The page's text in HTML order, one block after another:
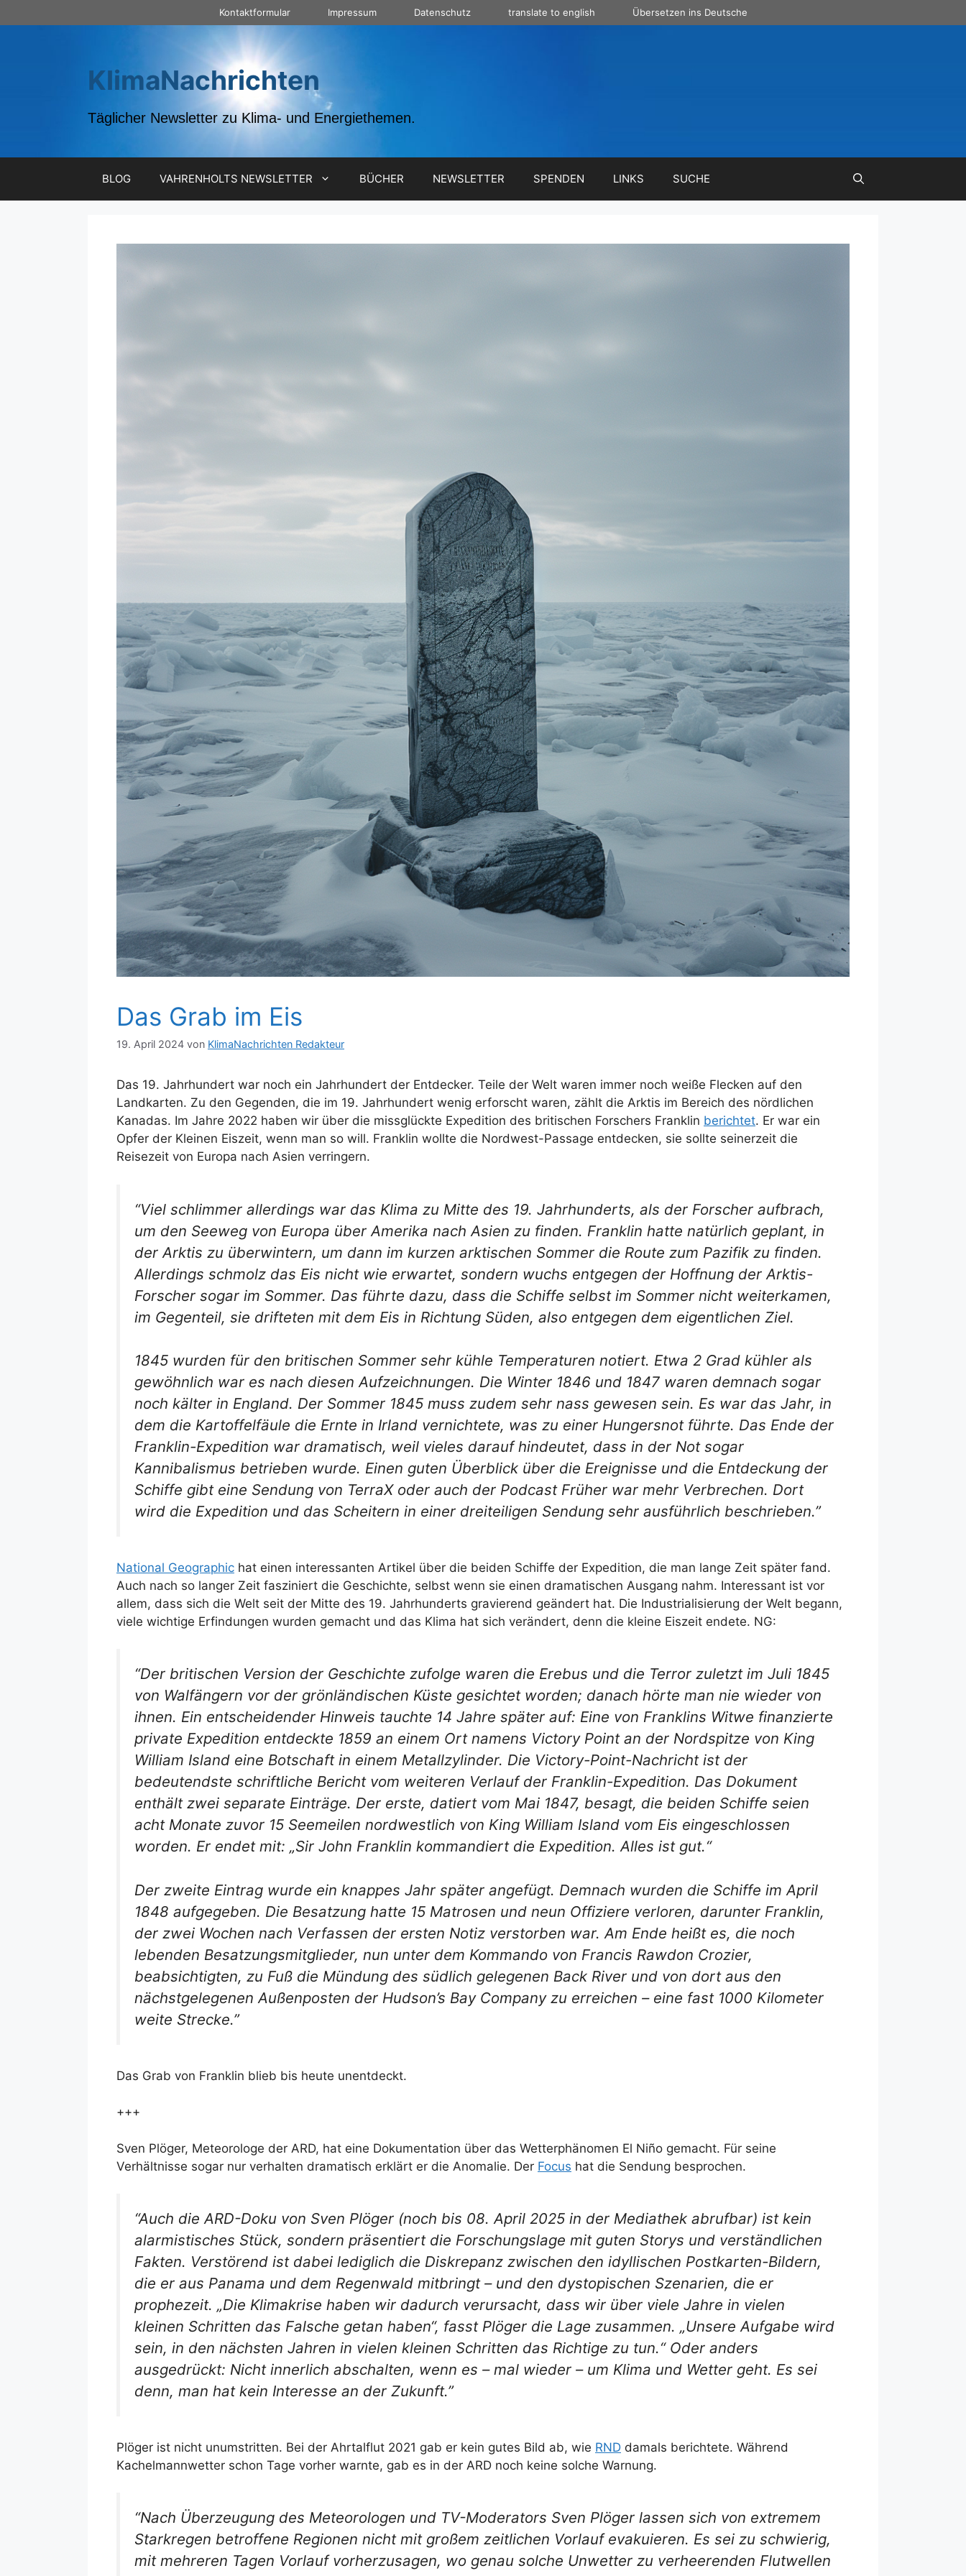
Inhalt
Kontaktformular Impressum Datenschutz translate to english Übersetzen ins Deutsche
KlimaNachrichten
Täglicher Newsletter zu Klima- und Energiethemen.
BLOG VAHRENHOLTS NEWSLETTER BÜCHER NEWSLETTER SPENDEN LINKS SUCHE
Das Grab im Eis
19. April 2024 von KlimaNachrichten Redakteur
Das 19. Jahrhundert war noch ein Jahrhundert der Entdecker. Teile der Welt waren immer noch weiße Flecken auf den
Landkarten. Zu den Gegenden, die im 19. Jahrhundert wenig erforscht waren, zählt die Arktis im Bereich des nördlichen
Kanadas. Im Jahre 2022 haben wir über die missglückte Expedition des britischen Forschers Franklin berichtet. Er war ein
Opfer der Kleinen Eiszeit, wenn man so will. Franklin wollte die Nordwest-Passage entdecken, sie sollte seinerzeit die
Reisezeit von Europa nach Asien verringern.
“Viel schlimmer allerdings war das Klima zu Mitte des 19. Jahrhunderts, als der Forscher aufbrach,
um den Seeweg von Europa über Amerika nach Asien zu finden. Franklin hatte natürlich geplant, in
der Arktis zu überwintern, um dann im kurzen arktischen Sommer die Route zum Pazifik zu finden.
Allerdings schmolz das Eis nicht wie erwartet, sondern wuchs entgegen der Hoffnung der Arktis-
Forscher sogar im Sommer. Das führte dazu, dass die Schiffe selbst im Sommer nicht weiterkamen,
im Gegenteil, sie drifteten mit dem Eis in Richtung Süden, also entgegen dem eigentlichen Ziel.
1845 wurden für den britischen Sommer sehr kühle Temperaturen notiert. Etwa 2 Grad kühler als
gewöhnlich war es nach diesen Aufzeichnungen. Die Winter 1846 und 1847 waren demnach sogar
noch kälter in England. Der Sommer 1845 muss zudem sehr nass gewesen sein. Es war das Jahr, in
dem die Kartoffelfäule die Ernte in Irland vernichtete, was zu einer Hungersnot führte. Das Ende der
Franklin-Expedition war dramatisch, weil vieles darauf hindeutet, dass in der Not sogar
Kannibalismus betrieben wurde. Einen guten Überblick über die Ereignisse und die Entdeckung der
Schiffe gibt eine Sendung von TerraX oder auch der Podcast Früher war mehr Verbrechen. Dort
wird die Expedition und das Scheitern in einer dreiteiligen Sendung sehr ausführlich beschrieben.”
National Geographic hat einen interessanten Artikel über die beiden Schiffe der Expedition, die man lange Zeit später fand.
Auch nach so langer Zeit fasziniert die Geschichte, selbst wenn sie einen dramatischen Ausgang nahm. Interessant ist vor
allem, dass sich die Welt seit der Mitte des 19. Jahrhunderts gravierend geändert hat. Die Industrialisierung der Welt begann,
viele wichtige Erfindungen wurden gemacht und das Klima hat sich verändert, denn die kleine Eiszeit endete. NG:
“Der britischen Version der Geschichte zufolge waren die Erebus und die Terror zuletzt im Juli 1845
von Walfängern vor der grönländischen Küste gesichtet worden; danach hörte man nie wieder von
ihnen. Ein entscheidender Hinweis tauchte 14 Jahre später auf: Eine von Franklins Witwe finanzierte
private Expedition entdeckte 1859 an einem Ort namens Victory Point an der Nordspitze von King
William Island eine Botschaft in einem Metallzylinder. Die Victory-Point-Nachricht ist der
bedeutendste schriftliche Bericht vom weiteren Verlauf der Franklin-Expedition. Das Dokument
enthält zwei separate Einträge. Der erste, datiert vom Mai 1847, besagt, die beiden Schiffe seien
acht Monate zuvor 15 Seemeilen nordwestlich von King William Island vom Eis eingeschlossen
worden. Er endet mit: „Sir John Franklin kommandiert die Expedition. Alles ist gut.“
Der zweite Eintrag wurde ein knappes Jahr später angefügt. Demnach wurden die Schiffe im April
1848 aufgegeben. Die Besatzung hatte 15 Matrosen und neun Offiziere verloren, darunter Franklin,
der zwei Wochen nach Verfassen der ersten Notiz verstorben war. Am Ende heißt es, die noch
lebenden Besatzungsmitglieder, nun unter dem Kommando von Francis Rawdon Crozier,
beabsichtigten, zu Fuß die Mündung des südlich gelegenen Back River und von dort aus den
nächstgelegenen Außenposten der Hudson’s Bay Company zu erreichen – eine fast 1000 Kilometer
weite Strecke.”
Das Grab von Franklin blieb bis heute unentdeckt.
+++
Sven Plöger, Meteorologe der ARD, hat eine Dokumentation über das Wetterphänomen El Niño gemacht. Für seine
Verhältnisse sogar nur verhalten dramatisch erklärt er die Anomalie. Der Focus hat die Sendung besprochen.
“Auch die ARD-Doku von Sven Plöger (noch bis 08. April 2025 in der Mediathek abrufbar) ist kein
alarmistisches Stück, sondern präsentiert die Forschungslage mit guten Storys und verständlichen
Fakten. Verstörend ist dabei lediglich die Diskrepanz zwischen den idyllischen Postkarten-Bildern,
die er aus Panama und dem Regenwald mitbringt – und den dystopischen Szenarien, die er
prophezeit. „Die Klimakrise haben wir dadurch verursacht, dass wir über viele Jahre in vielen
kleinen Schritten das Falsche getan haben“, fasst Plöger die Lage zusammen. „Unsere Aufgabe wird
sein, in den nächsten Jahren in vielen kleinen Schritten das Richtige zu tun.“ Oder anders
ausgedrückt: Nicht innerlich abschalten, wenn es – mal wieder – um Klima und Wetter geht. Es sei
denn, man hat kein Interesse an der Zukunft.”
Plöger ist nicht unumstritten. Bei der Ahrtalflut 2021 gab er kein gutes Bild ab, wie RND damals berichtete. Während
Kachelmannwetter schon Tage vorher warnte, gab es in der ARD noch keine solche Warnung.
“Nach Überzeugung des Meteorologen und TV-Moderators Sven Plöger lassen sich von extremem
Starkregen betroffene Regionen nicht mit großem zeitlichen Vorlauf evakuieren. Es sei zu schwierig,
mit mehreren Tagen Vorlauf vorherzusagen, wo genau solche Unwetter zu verheerenden Flutwellen